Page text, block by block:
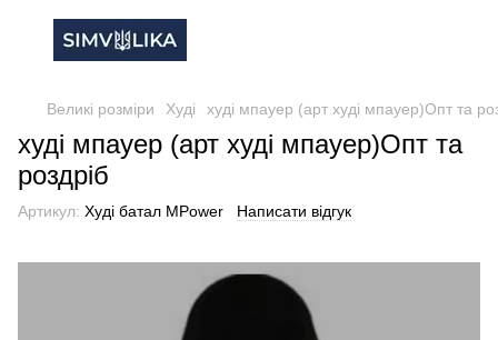
Великі розміри Худі худі мпауер (арт худі мпауер)Опт та
худі мпауер (арт худі мпауер)Опт та
роздріб
Артикул: Худі батал MPower Написати відгук